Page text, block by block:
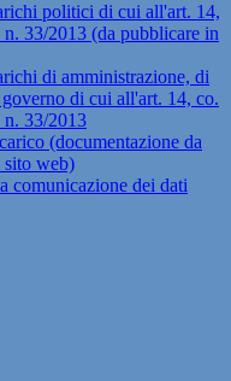
politici di cui all'art. 14,
33/2013 (da pubblicare in
di amministrazione, di
di cui all'art. 14, co.
n. 33/2013
(documentazione da
sito web)
comunicazione dei dati